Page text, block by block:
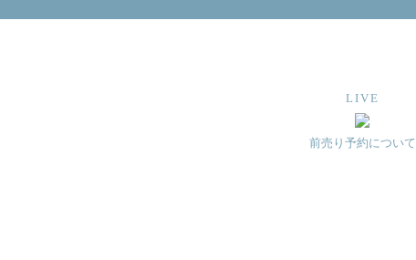
LIVE
前売り予約について